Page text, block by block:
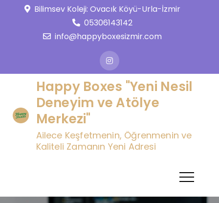
Bilimsev Koleji: Ovacık Köyü-Urla-İzmir
05306143142
info@happyboxesizmir.com
Happy Boxes "Yeni Nesil
Deneyim ve Atölye
Merkezi"
Ailece Keşfetmenin, Öğrenmenin ve
Kaliteli Zamanın Yeni Adresi